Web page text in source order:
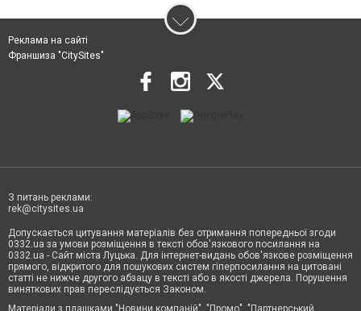
Реклама на сайті
Франшиза "CitySites"
З питань реклами:
rek@citysites.ua
Допускається цитування матеріалів без отримання попередньої згоди
0332.ua за умови розміщення в тексті обов'язкового посилання на
0332.ua - Сайт міста Луцька. Для інтернет-видань обов'язкове розміщення
прямого, відкритого для пошукових систем гіперпосилання на цитовані
статті не нижче другого абзацу в тексті або в якості джерела. Порушення
виняткових прав переслідується Законом.